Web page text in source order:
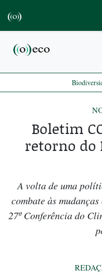
Boletim
retorno do
A volta de uma
combate às
27º Conferência do